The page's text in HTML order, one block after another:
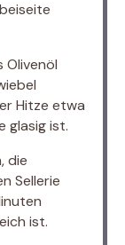
Olivenöl
Hitze etwa
glasig ist.
die
Sellerie
ist.